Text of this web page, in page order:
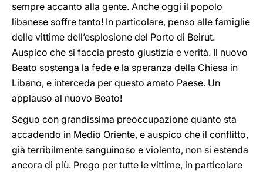
sempre accanto alla gente. Anche oggi il popolo
libanese soffre tanto! In particolare, penso alle famiglie
delle vittime dell’esplosione del Porto di Beirut.
Auspico che si faccia presto giustizia e verità. Il nuovo
Beato sostenga la fede e la speranza della Chiesa in
Libano, e interceda per questo amato Paese. Un
applauso al nuovo Beato!
Seguo con grandissima preoccupazione quanto sta
accadendo in Medio Oriente, e auspico che il conflitto,
già terribilmente sanguinoso e violento, non si estenda
ancora di più. Prego per tutte le vittime, in particolare